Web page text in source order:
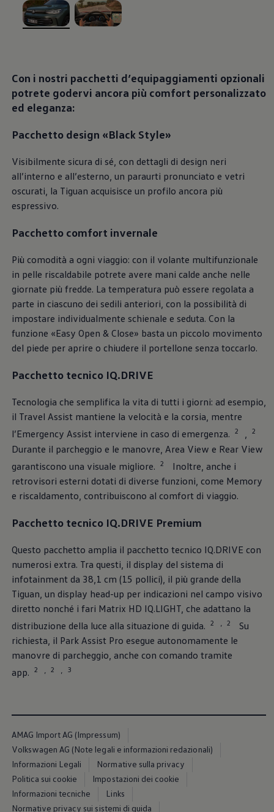
Blog Volkswagen
, 1 di 2
Con i nostri pacchetti d’equipaggiamenti opzionali
potrete godervi ancora più comfort personalizzato
ed eleganza:
Pacchetto design «Black Style»
Visibilmente sicura di sé, con dettagli di design neri
all’interno e all’esterno, un paraurti pronunciato e vetri
oscurati, la Tiguan acquisisce un profilo ancora più
espressivo.
Pacchetto comfort invernale
Più comodità a ogni viaggio: con il volante multifunzionale
in pelle riscaldabile potrete avere mani calde anche nelle
giornate più fredde. La temperatura può essere regolata a
parte in ciascuno dei sedili anteriori, con la possibilità di
impostare individualmente schienale e seduta. Con la
funzione «Easy Open & Close» basta un piccolo movimento
del piede per aprire o chiudere il portellone senza toccarlo.
Pacchetto tecnico IQ.DRIVE
Tecnologia che semplifica la vita di tutti i giorni: ad esempio,
il Travel Assist mantiene la velocità e la corsia, mentre
l’Emergency Assist interviene in caso di emergenza.
2 , 2
Durante il parcheggio e le manovre, Area View e Rear View
garantiscono una visuale migliore.
2
Inoltre, anche i
retrovisori esterni dotati di diverse funzioni, come Memory
e riscaldamento, contribuiscono al comfort di viaggio.
Pacchetto tecnico IQ.DRIVE Premium
Questo pacchetto amplia il pacchetto tecnico IQ.DRIVE con
numerosi extra. Tra questi, il display del sistema di
infotainment da 38,1 cm (15 pollici), il più grande della
Tiguan, un display head-up per indicazioni nel campo visivo
diretto nonché i fari Matrix HD IQ.LIGHT, che adattano la
distribuzione della luce alla situazione di guida.
2 , 2
Su
richiesta, il Park Assist Pro esegue autonomamente le
manovre di parcheggio, anche con comando tramite
app.
2 2 3
AMAG Import AG (Impressum)
Volkswagen AG (Note legali e informazioni redazionali)
Informazioni Legali
Normative sulla privacy
Politica sui cookie
Impostazioni dei cookie
Informazioni tecniche
Links
Normative privacy sui sistemi di guida